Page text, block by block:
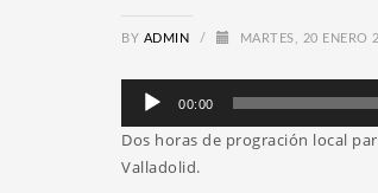
BY ADMIN / MARTES, 20 ENERO
Reproductor
audio
00:00
Dos horas de progración local
Valladolid.